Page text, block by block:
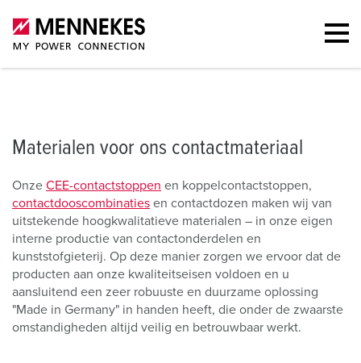
Materialen voor ons contactmateriaal
Materialen voor ons contactmateriaal
Onze CEE-contactstoppen en koppelcontactstoppen,
contactdooscombinaties en contactdozen maken wij van
uitstekende hoogkwalitatieve materialen – in onze eigen
interne productie van contactonderdelen en
kunststofgieterij. Op deze manier zorgen we ervoor dat de
producten aan onze kwaliteitseisen voldoen en u
aansluitend een zeer robuuste en duurzame oplossing
"Made in Germany" in handen heeft, die onder de zwaarste
omstandigheden altijd veilig en betrouwbaar werkt.